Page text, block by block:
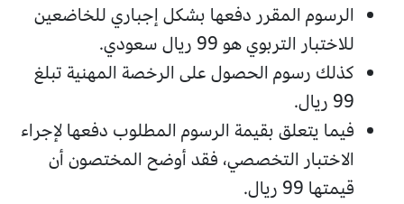
الرسوم المقرر دفعها بشكل إجباري للخاضعين
للاختبار التربوي هو 99 ريال سعودي.
كذلك رسوم الحصول على الرخصة المهنية تبلغ
99 ريال.
فيما يتعلق بقيمة الرسوم المطلوب دفعها لإجراء
الاختبار التخصصي، فقد أوضح المختصون أن
قيمتها 99 ريال.